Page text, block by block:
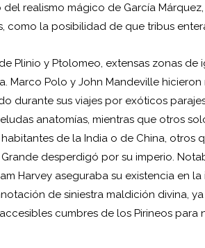
realismo mágico de García
como la posibilidad de que tribus
Plinio y Ptolomeo, extensas zonas
Marco Polo y John Mandeville
durante sus viajes por exóticos
anatomías, mientras que otros
de la India o de China,
desperdigó por su imperio.
Harvey aseguraba su existencia en
de siniestra maldición divina,
cumbres de los Pirineos